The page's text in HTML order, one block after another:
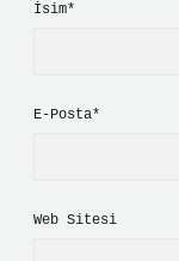
İsim*
E-Posta*
Web Sitesi